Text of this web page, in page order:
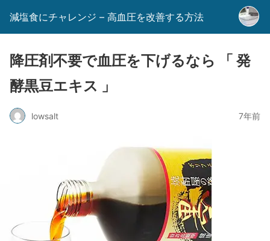
減塩食にチャレンジ – 高血圧を改善する方法
降圧剤不要で血圧を下げるなら 「 発
酵黒豆エキス 」
lowsalt 7年前